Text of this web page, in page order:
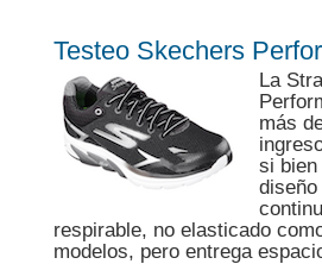
Testeo Skechers
La
más
si bien
respirable, no elasticado
modelos, pero entrega